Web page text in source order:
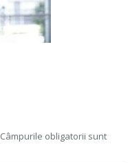
Câmpurile obligatorii sunt